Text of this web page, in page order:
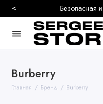
Безопасная
<
Burberry
Главная Бренд Burberry